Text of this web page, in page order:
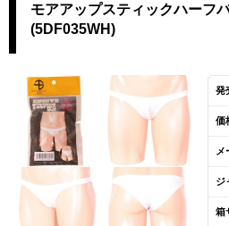
モアアップスティックハーフ
(5DF035WH)
発
価
メ
ジ
箱